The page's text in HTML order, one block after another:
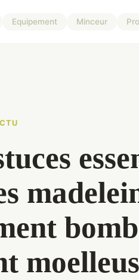
Equipement Minceur